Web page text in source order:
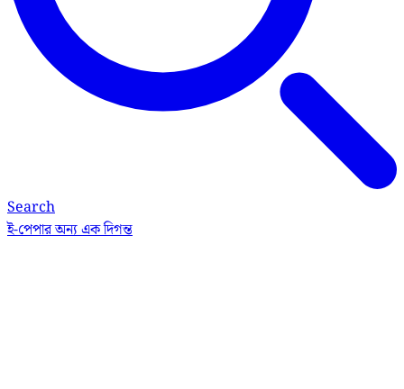
Search
ই-পেপারঅন্য এক দিগন্ত